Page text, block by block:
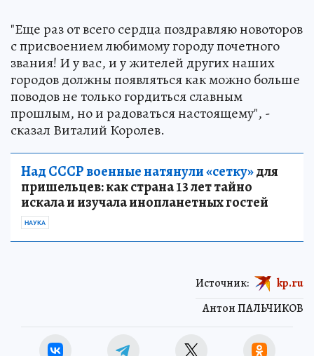
"Еще раз от всего сердца поздравляю новоторов
с присвоением любимому городу почетного
звания! И у вас, и у жителей других наших
городов должны появляться как можно больше
поводов не только гордиться славным
прошлым, но и радоваться настоящему", -
сказал Виталий Королев.
Над СССР военные натянули «сетку»для
пришельцев: как страна 13 лет тайно
искала и изучала инопланетных гостей
НАУКА
Антон ПАЛЬЧИКОВ
Источник: kp.ru